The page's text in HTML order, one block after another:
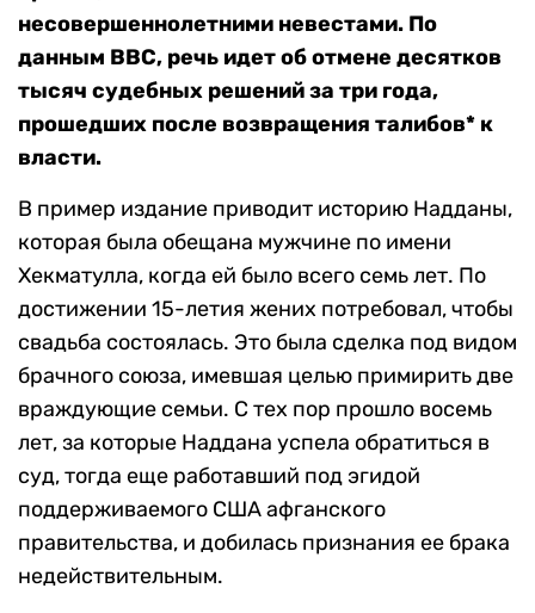
несовершеннолетними невестами. По
данным ВВС, речь идет об отмене десятков
тысяч судебных решений за три года,
прошедших после возвращения талибов* к
власти.
В пример издание приводит историю Надданы,
которая была обещана мужчине по имени
Хекматулла, когда ей было всего семь лет. По
достижении 15-летия жених потребовал, чтобы
свадьба состоялась. Это была сделка под видом
брачного союза, имевшая целью примирить две
враждующие семьи. С тех пор прошло восемь
лет, за которые Наддана успела обратиться в
суд, тогда еще работавший под эгидой
поддерживаемого США афганского
правительства, и добилась признания ее брака
недействительным.